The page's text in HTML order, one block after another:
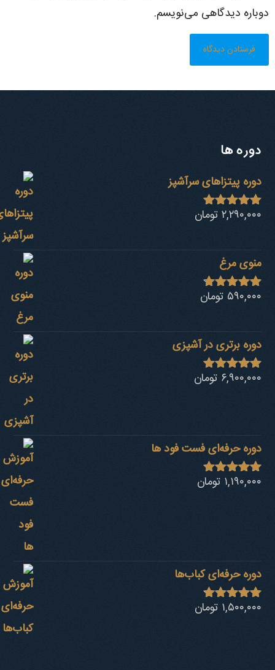
دوباره دیدگاهی می‌نویسم.
دوره ها
دوره پیتزاهای سرآشپز
نمره4.94
۲,۲۹۰,۰۰۰ تومان
منوی مرغ
نمره4.68۵۹۰,۰۰۰ تومان
دوره برتری در آشپزی
نمره4.92
۶,۹۰۰,۰۰۰ تومان
دوره حرفه‌ای فست فود ها
نمره4.80۱,۱۹۰,۰۰۰ تومان
دوره حرفه‌ای کباب‎‌ها
نمره4.73
۱,۵۰۰,۰۰۰ تومان